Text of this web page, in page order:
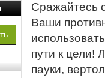
Сражайтесь
Ваши
пути к цели!
пауки,